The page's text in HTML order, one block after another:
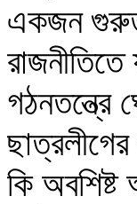
একজন
গঠনতন্ত্রে
কি অবশিষ্ট